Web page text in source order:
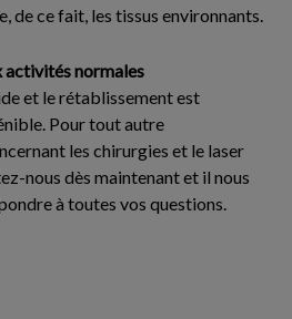
de ce fait, les tissus environnants.
activités normales
et le rétablissement est
Pour tout autre
les chirurgies et le laser
nous dès maintenant et il nous
à toutes vos questions.